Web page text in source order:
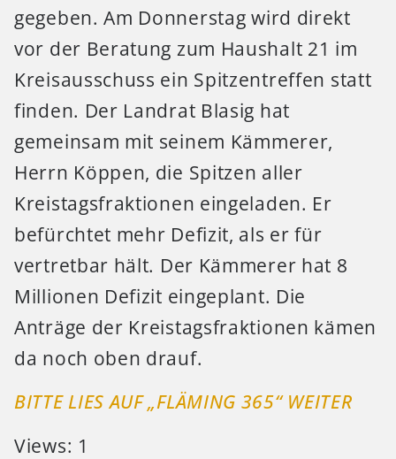
gegeben. Am Donnerstag wird direkt
vor der Beratung zum Haushalt 21 im
Kreisausschuss ein Spitzentreffen statt
finden. Der Landrat Blasig hat
gemeinsam mit seinem Kämmerer,
Herrn Köppen, die Spitzen aller
Kreistagsfraktionen eingeladen. Er
befürchtet mehr Defizit, als er für
vertretbar hält. Der Kämmerer hat 8
Millionen Defizit eingeplant. Die
Anträge der Kreistagsfraktionen kämen
da noch oben drauf.
BITTE LIES AUF „FLÄMING 365“ WEITER
Views: 1